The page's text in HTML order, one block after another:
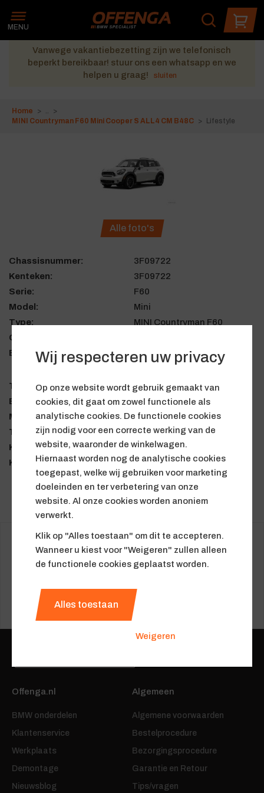
Wij respecteren uw privacy
Op onze website wordt gebruik gemaakt van
cookies, dit gaat om zowel functionele als
analytische cookies. De functionele cookies
zijn nodig voor een correcte werking van de
website, waaronder de winkelwagen.
Hiernaast worden nog de analytische cookies
toegepast, welke wij gebruiken voor marketing
doeleinden en ter verbetering van onze
website. Al onze cookies worden anoniem
verwerkt.
Klik op "Alles toestaan" om dit te accepteren.
Wanneer u kiest voor "Weigeren" zullen alleen
de functionele cookies geplaatst worden.
Alles toestaan
Weigeren
Vanwege vakantiebezetting zijn we telefonisch
beperkt bereikbaar! stuur ons een whatsapp en we
helpen u graag!
sluiten
MENU
Wat zoek je?
Je kunt zoeken op onderdeelnummer, product of merk
Home
MINI Countryman F60 Mini Cooper S ALL4 CM B48C
Lifestyle
Alle foto's
Chassisnummer:
3F09722
Kenteken:
3F09722
Serie:
F60
Model:
Mini
Type:
MINI Countryman F60
Carrosserie:
Bouwjaar:
2017-12 - 2020-05
Transmissie:
universeel
Besturing:
links
Motorcode:
B48C
Typesleutel:
YX11
Kleur:
Chili rood
Kilometerstand:
22315
Toon alle producten in Lifestyle
BMW
0 onderdelen
Offenga.nl
BMW onderdelen
Klantenservice
Werkplaats
Demontage
Nieuwsblog
Algemeen
Algemene voorwaarden
Bestelprocedure
Bezorgingsprocedure
Garantie en Retour
Tips/vragen